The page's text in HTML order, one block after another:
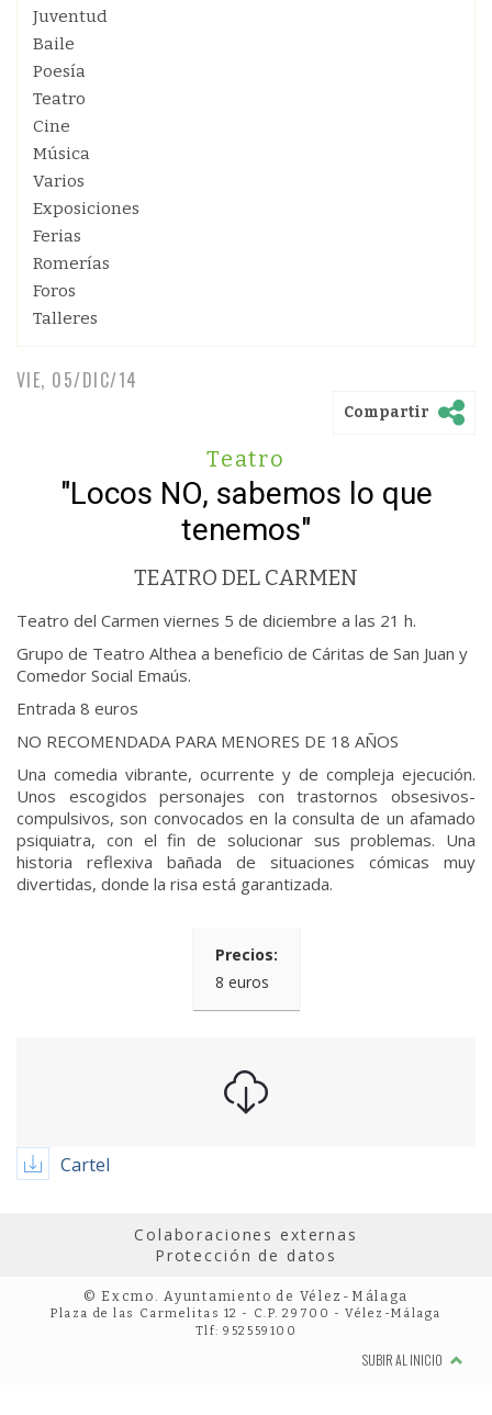
Juventud
Baile
Poesía
Teatro
Cine
Música
Varios
Exposiciones
Ferias
Romerías
Foros
Talleres
VIE, 05/DIC/14
Compartir
Teatro
"Locos NO, sabemos lo que
tenemos"
TEATRO DEL CARMEN
Teatro del Carmen viernes 5 de diciembre a las 21 h.
Grupo de Teatro Althea a beneficio de Cáritas de San Juan y
Comedor Social Emaús.
Entrada 8 euros
NO RECOMENDADA PARA MENORES DE 18 AÑOS
Una comedia vibrante, ocurrente y de compleja ejecución.
Unos escogidos personajes con trastornos obsesivos-
compulsivos, son convocados en la consulta de un afamado
psiquiatra, con el fin de solucionar sus problemas. Una
historia reflexiva bañada de situaciones cómicas muy
divertidas, donde la risa está garantizada.
Precios:
8 euros
Cartel
Colaboraciones externas
Protección de datos
© Excmo. Ayuntamiento de Vélez-Málaga
Plaza de las Carmelitas 12 - C.P. 29700 - Vélez-Málaga
Tlf: 952559100
SUBIR AL INICIO